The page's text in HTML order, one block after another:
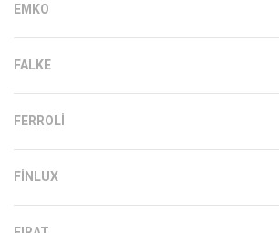
EMKO
FALKE
FERROLI
FINLUX